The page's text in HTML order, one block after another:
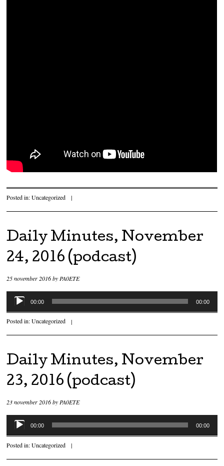
Posted in:Uncategorized |
Daily Minutes, November
24, 2016 (podcast)
25 november 2016by PA0ETE
Audiospeler
00:00 00:00
Posted in:Uncategorized |
Daily Minutes, November
23, 2016 (podcast)
23 november 2016byPA0ETE
Audiospeler
00:00 00:00
Posted in:Uncategorized |